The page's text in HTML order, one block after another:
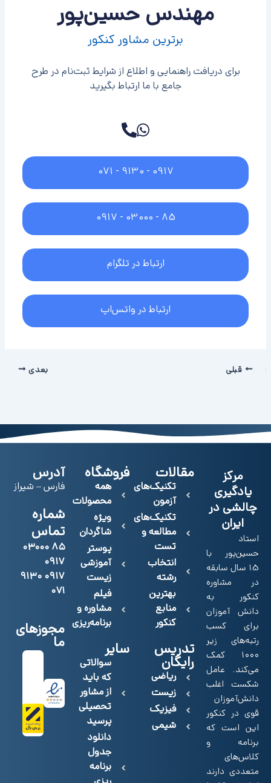
مهندس حسین‌پور
برترین مشاور کنکور
برای دریافت راهنمایی و اطلاع از شرایط ثبت‌نام در طرح
جامع با ما ارتباط بگیرید
071 - 9130 - 0917
0917 - 03000 - 85
ارتباط در تلگرام
ارتباط در واتس‌اپ
قبلی بعدی
مرکز
یادگیری
چالشی در
ایران
استاد
حسین‌پور با
15 سال سابقه
در مشاوره
کنکور به
دانش آموزان
برای کسب
رتبه‌های زیر
۱۰۰۰ کمک
می‌کند. عامل
شکست اغلب
دانش‌آموزان
قوی در کنکور
این است که
برنامه و
کلاس‌های
متعددی دارند
مقالات
تکنیک‌های
آزمون
تکنیک‌های
مطالعه و
تست
انتخاب
رشته
بهترین
منابع
کنکور
تدریس
رایگان
ریاضی
زیست
فیزیک
شیمی
فروشگاه
همه
محصولات
ویژه
شاگردان
پوستر
آموزشی
زیست
فیلم
مشاوره و
برنامه‌ریزی
سایر
سوالاتی
که باید
از مشاور
تحصیلی
پرسید
دانلود
جدول
برنامه
آدرس
فارس – شیراز
شماره
تماس
۸۵ ۰۳۰۰۰
۰۹۱۷
۰۹۱۷ ۹۱۳۰
۰۷۱
مجوزهای
ما